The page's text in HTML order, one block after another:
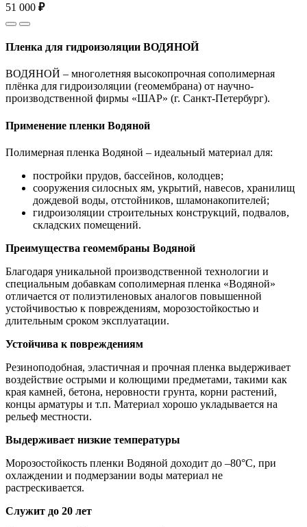
51 000 ₽
Пленка для гидроизоляции ВОДЯНОЙ
ВОДЯНОЙ – многолетняя высокопрочная сополимерная
плёнка для гидроизоляции (геомембрана) от научно-
производственной фирмы «ШАР» (г. Санкт-Петербург).
Применение пленки Водяной
Полимерная пленка Водяной – идеальный материал для:
постройки прудов, бассейнов, колодцев;
сооружения силосных ям, укрытий, навесов, хранилищ
дождевой воды, отстойников, шламонакопителей;
гидроизоляции строительных конструкций, подвалов,
складских помещений.
Преимущества геомембраны Водяной
Благодаря уникальной производственной технологии и
специальным добавкам сополимерная пленка «Водяной»
отличается от полиэтиленовых аналогов повышенной
устойчивостью к повреждениям, морозостойкостью и
длительным сроком эксплуатации.
Устойчива к повреждениям
Резиноподобная, эластичная и прочная пленка выдерживает
воздействие острыми и колющими предметами, такими как
края камней, бетона, неровности грунта, корни растений,
концы арматуры и т.п. Материал хорошо укладывается на
рельеф местности.
Выдерживает низкие температуры
Морозостойкость пленки Водяной доходит до –80°С, при
охлаждении и подмерзании воды материал не
растрескивается.
Служит до 20 лет